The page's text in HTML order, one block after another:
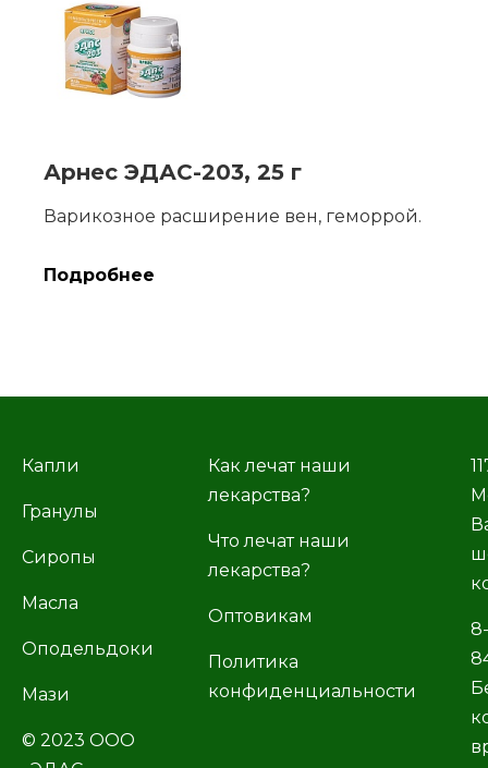
Арнес ЭДАС-203, 25 г
Варикозное расширение вен, геморрой.
Подробнее
Капли
Гранулы
Сиропы
Масла
Оподельдоки
Мази
© 2023 ООО
Как лечат наши
лекарства?
Что лечат наши
лекарства?
Оптовикам
Политика
конфиденциальности